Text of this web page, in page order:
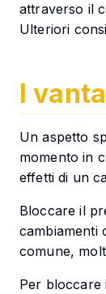
attraverso il
Ulteriori
I
Un aspetto
momento in
effetti di un
Bloccare il
cambiamenti
comune,
Per bloccare